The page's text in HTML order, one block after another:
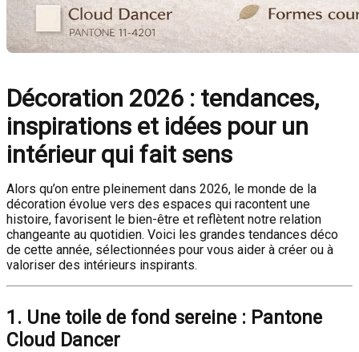
Décoration 2026 : tendances,
inspirations et idées pour un
intérieur qui fait sens
Alors qu’on entre pleinement dans 2026, le monde de la
décoration évolue vers des espaces qui racontent une
histoire, favorisent le bien-être et reflètent notre relation
changeante au quotidien. Voici les grandes tendances déco
de cette année, sélectionnées pour vous aider à créer ou à
valoriser des intérieurs inspirants.
1. Une toile de fond sereine : Pantone
Cloud Dancer